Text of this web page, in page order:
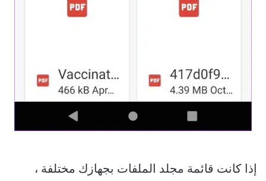
إذا كانت قائمة مجلد الملفات بجهازك مختلفة ،